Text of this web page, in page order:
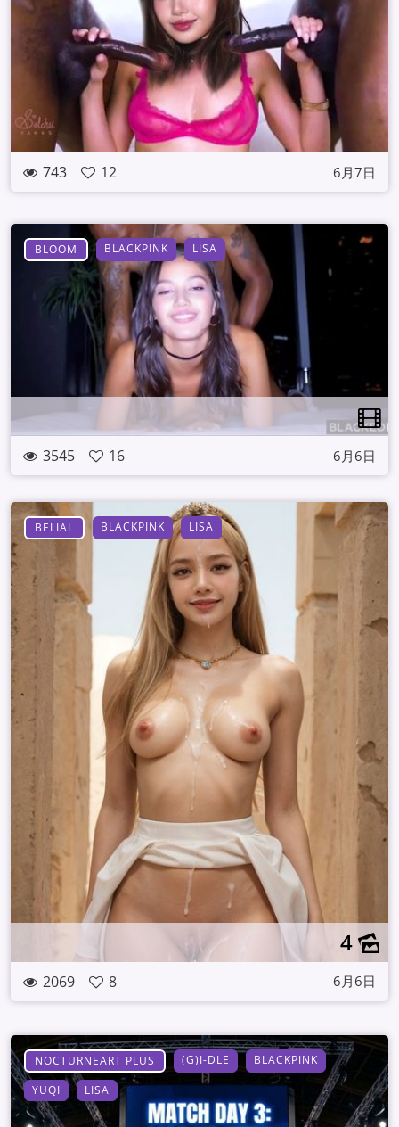
743 12 6月7日
BLOOM BLACKPINK LISA
3545 16 6月6日
BELIAL BLACKPINK LISA
4
2069 8 6月6日
NOCTURNEART PLUS (G)I-DLE
BLACKPINK
YUQI
LISA